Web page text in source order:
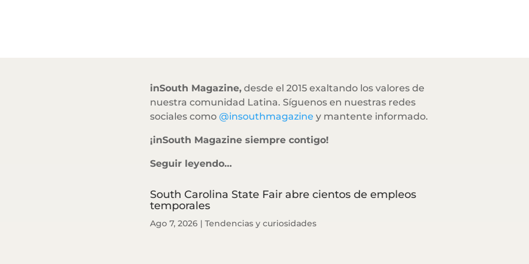
inSouth Magazine,desde el 2015 exaltando los valores de
nuestra comunidad Latina. Síguenos en nuestras redes
sociales como @insouthmagazine y mantente informado.
¡inSouth Magazine siempre contigo!
Seguir leyendo…
South Carolina State Fair abre cientos de empleos
temporales
Ago 7, 2026| Tendencias y curiosidades